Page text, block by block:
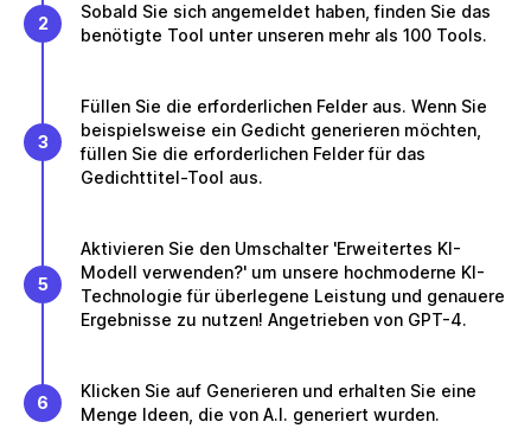
2
Sobald Sie sich angemeldet haben, finden Sie das
benötigte Tool unter unseren mehr als 100 Tools.
3
Füllen Sie die erforderlichen Felder aus. Wenn Sie
beispielsweise ein Gedicht generieren möchten,
füllen Sie die erforderlichen Felder für das
Gedichttitel-Tool aus.
5
Aktivieren Sie den Umschalter 'Erweitertes KI-
Modell verwenden?' um unsere hochmoderne KI-
Technologie für überlegene Leistung und genauere
Ergebnisse zu nutzen! Angetrieben von GPT-4.
6
Klicken Sie auf Generieren und erhalten Sie eine
Menge Ideen, die von A.I. generiert wurden.